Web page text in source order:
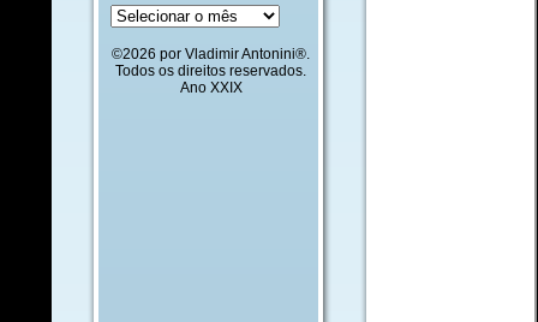
Notícias
antigas
©2026 por Vladimir Antonini®.
Todos os direitos reservados.
Ano XXIX